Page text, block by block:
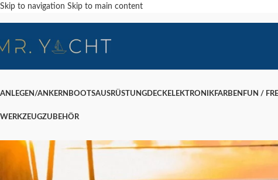
Skip to navigation Skip to main content
ANLEGEN/ANKERN BOOTSAUSRÜSTUNG DECK ELEKTRONIK FARBEN FUN /
WERKZEUGZUBEHÖR